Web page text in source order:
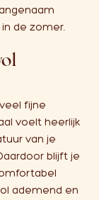
de zomer.
fijne
voelt heerlijk
van je
blijft je
ademend en